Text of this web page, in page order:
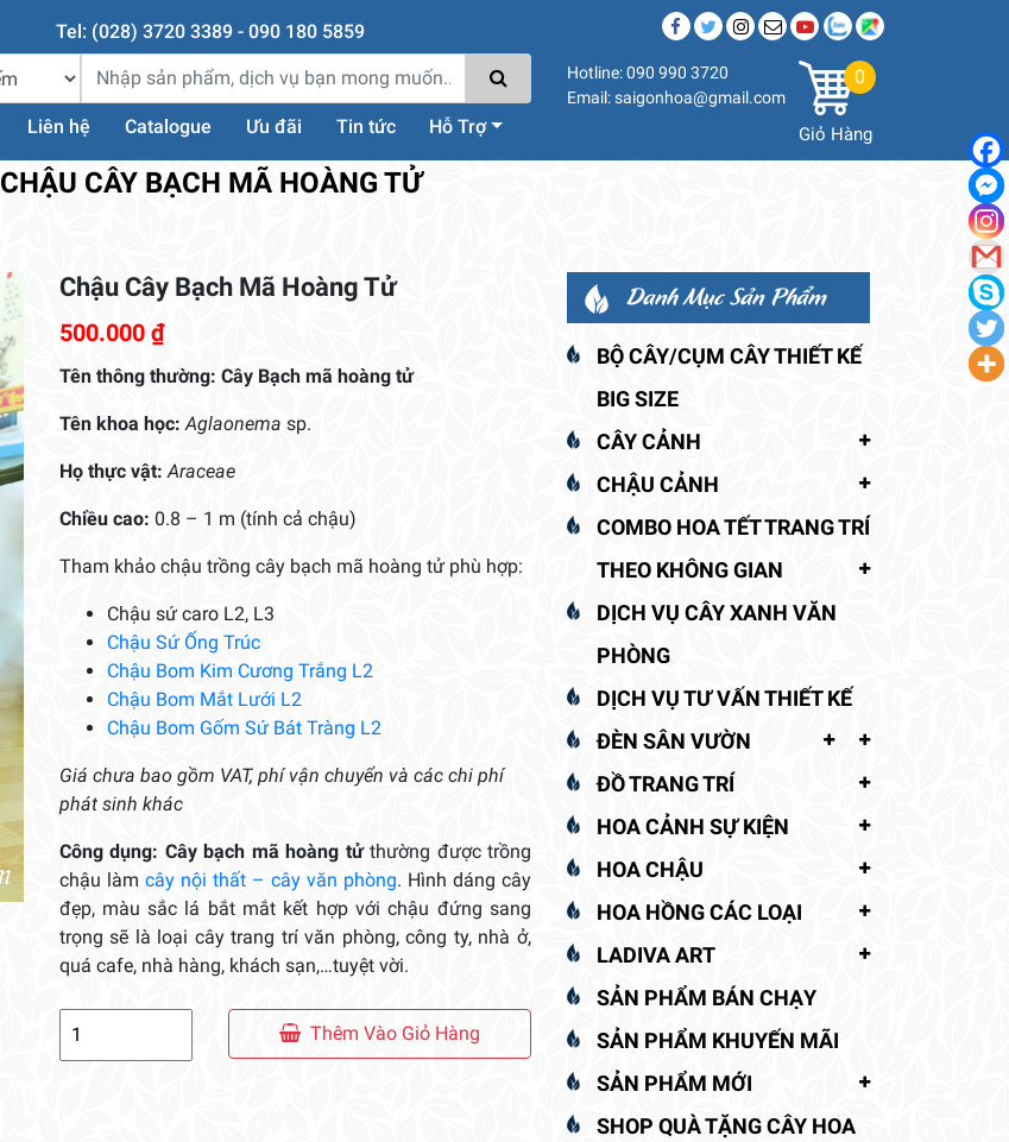
Tel: (028) 3720 3389 - 090 180 5859
Liên hệ Catalogue Ưu đãi Tin tức Hỗ Trợ
Hotline: 090 990 3720
Email: saigonhoa@gmail.com
0
Giỏ Hàng
CHẬU CÂY BẠCH MÃ HOÀNG TỬ
Chậu Cây Bạch Mã Hoàng Tử
500.000 ₫
Tên thông thường: Cây Bạch mã hoàng tử
Tên khoa học: Aglaonema sp.
Họ thực vật: Araceae
Chiều cao: 0.8 – 1 m (tính cả chậu)
Tham khảo chậu trồng cây bạch mã hoàng tử phù hợp:
Chậu sứ caro L2, L3
Chậu Sứ Ống Trúc
Chậu Bom Kim Cương Trắng L2
Chậu Bom Mắt Lưới L2
Chậu Bom Gốm Sứ Bát Tràng L2
Giá chưa bao gồm VAT, phí vận chuyển và các chi phí
phát sinh khác
Công dụng: Cây bạch mã hoàng tửthường được trồng
chậu làm cây nội thất – cây văn phòng. Hình dáng cây
đẹp, màu sắc lá bắt mắt kết hợp với chậu đứng sang
trọng sẽ là loại cây trang trí văn phòng, công ty, nhà ở,
quá cafe, nhà hàng, khách sạn,…tuyệt vời.
Thêm Vào Giỏ Hàng
Danh Mục Sản Phẩm
BỘ CÂY/CỤM CÂY THIẾT KẾ
BIG SIZE
CÂY CẢNH
CHẬU CẢNH
COMBO HOA TẾT TRANG TRÍ
THEO KHÔNG GIAN
DỊCH VỤ CÂY XANH VĂN
PHÒNG
DỊCH VỤ TƯ VẤN THIẾT KẾ
ĐÈN SÂN VƯỜN
ĐỒ TRANG TRÍ
HOA CẢNH SỰ KIỆN
HOA CHẬU
HOA HỒNG CÁC LOẠI
LADIVA ART
SẢN PHẨM BÁN CHẠY
SẢN PHẨM KHUYẾN MÃI
SẢN PHẨM MỚI
SHOP QUÀ TẶNG CÂY HOA